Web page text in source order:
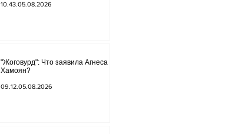
постов в Сюнике. Начальник
10.43.05.08.2026
"Жоговурд": Что заявила Агнеса
Хамоян?
09.12.05.08.2026